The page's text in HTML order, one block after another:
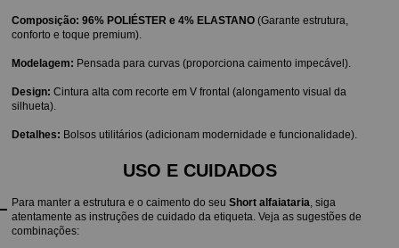
Composição: 96% POLIÉSTER e 4% ELASTANO (Garante estrutura,
conforto e toque premium).
Modelagem: Pensada para curvas (proporciona caimento impecável).
Design: Cintura alta com recorte em V frontal (alongamento visual da
silhueta).
Detalhes: Bolsos utilitários (adicionam modernidade e funcionalidade).
USO E CUIDADOS
Para manter a estrutura e o caimento do seu Short alfaiataria, siga
atentamente as instruções de cuidado da etiqueta. Veja as sugestões de
combinações: